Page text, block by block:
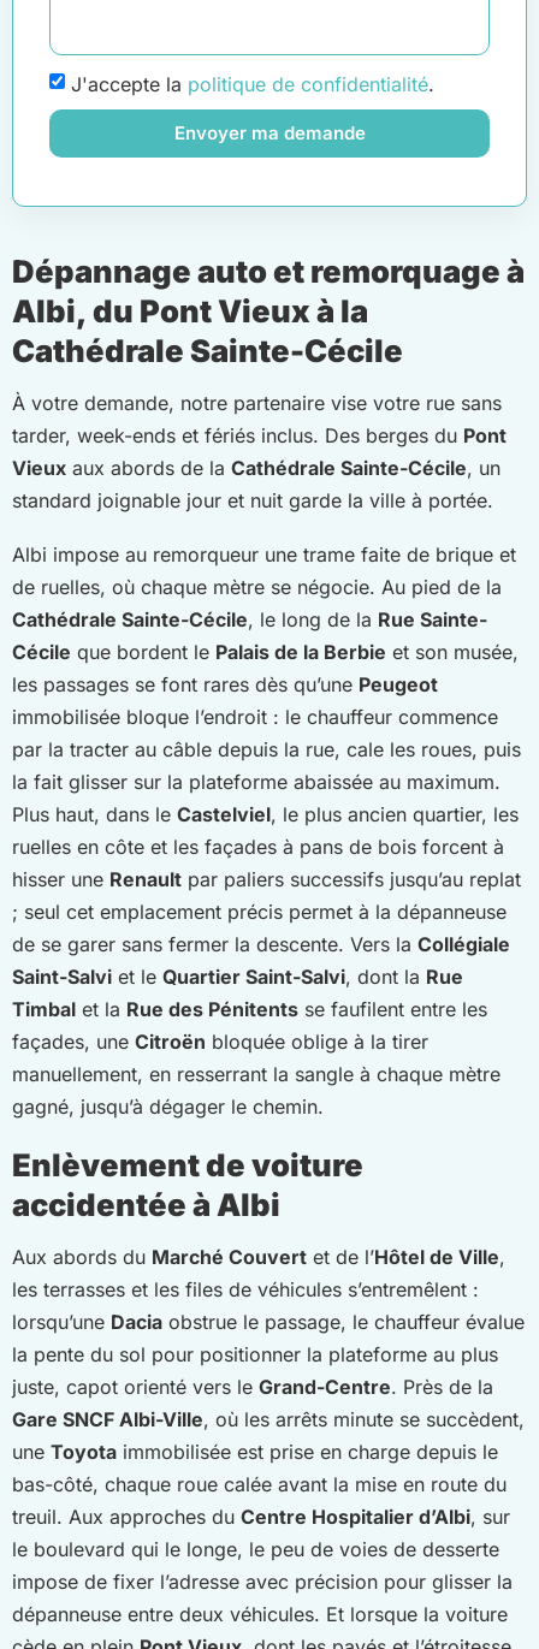
J'accepte la politique de confidentialité.
Envoyer ma demande
Dépannage auto et remorquage à
Albi, du Pont Vieux à la
Cathédrale Sainte-Cécile
À votre demande, notre partenaire vise votre rue sans
tarder, week-ends et fériés inclus. Des berges du Pont
Vieux aux abords de la Cathédrale Sainte-Cécile, un
standard joignable jour et nuit garde la ville à portée.
Albi impose au remorqueur une trame faite de brique et
de ruelles, où chaque mètre se négocie. Au pied de la
Cathédrale Sainte-Cécile, le long de la Rue Sainte-
Cécile que bordent le Palais de la Berbie et son musée,
les passages se font rares dès qu’une Peugeot
immobilisée bloque l’endroit : le chauffeur commence
par la tracter au câble depuis la rue, cale les roues, puis
la fait glisser sur la plateforme abaissée au maximum.
Plus haut, dans le Castelviel, le plus ancien quartier, les
ruelles en côte et les façades à pans de bois forcent à
hisser une Renault par paliers successifs jusqu’au replat
; seul cet emplacement précis permet à la dépanneuse
de se garer sans fermer la descente. Vers la Collégiale
Saint-Salvi et le Quartier Saint-Salvi, dont la Rue
Timbal et la Rue des Pénitents se faufilent entre les
façades, une Citroën bloquée oblige à la tirer
manuellement, en resserrant la sangle à chaque mètre
gagné, jusqu’à dégager le chemin.
Enlèvement de voiture
accidentée à Albi
Aux abords du Marché Couvert et de l’Hôtel de Ville,
les terrasses et les files de véhicules s’entremêlent :
lorsqu’une Dacia obstrue le passage, le chauffeur évalue
la pente du sol pour positionner la plateforme au plus
juste, capot orienté vers le Grand-Centre. Près de la
Gare SNCF Albi-Ville, où les arrêts minute se succèdent,
une Toyota immobilisée est prise en charge depuis le
bas-côté, chaque roue calée avant la mise en route du
treuil. Aux approches du Centre Hospitalier d’Albi, sur
le boulevard qui le longe, le peu de voies de desserte
impose de fixer l’adresse avec précision pour glisser la
dépanneuse entre deux véhicules. Et lorsque la voiture